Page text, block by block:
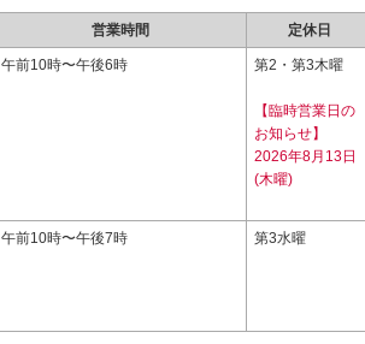
営業時間 定休日
午前10時〜午後6時 第2・第3木曜
【臨時営業日の
お知らせ】
2026年8月13日
(木曜)
午前10時〜午後7時 第3水曜